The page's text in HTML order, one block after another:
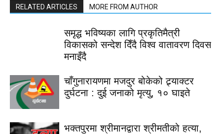
RELATED ARTICLES MORE FROM AUTHOR
समृद्ध भविष्यका लागि प्रकृतिमैत्री
विकासको सन्देश दिँदै विश्व वातावरण दिवस
मनाइँदै
चाँगुनारायणमा मजदुर बोकेको ट्र्याक्टर
दुर्घटना : दुई जनाको मृत्यु, १० घाइते
भक्तपुरमा श्रीमानद्वारा श्रीमतीको हत्या,